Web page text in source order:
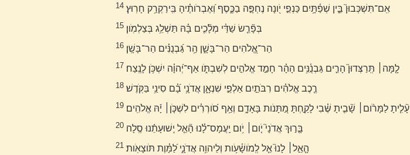
14 אִֽם־תִּשְׁכְּבוּן֮ בֵּ֪ין שְׁפַ֫תָּ֥יִם כַּנְפֵ֣י יֹ֭ונָה נֶחְפָּ֣ה בַכֶּ֑סֶף וְ֝אֶבְרֹותֶ֗יהָ בִּֽירַקְרַ֥ק חָרֽוּץ׃
15 בְּפָ֘רֵ֤שׂ שַׁדַּ֓י מְלָ֘כִ֤ים בָּ֗הּ תַּשְׁלֵ֥ג בְּצַלְמֹֽון׃
16 הַר־אֱ֭לֹהִים הַר־בָּשָׁ֑ן הַ֥ר גַּ֝בְנֻנִּ֗ים הַר־בָּשָֽׁן׃
17 לָ֤מָּה׀ תְּֽרַצְּדוּן֮ הָרִ֪ים גַּבְנֻ֫נִּ֥ים הָהָ֗ר חָמַ֣ד אֱלֹהִ֣ים לְשִׁבְתֹּ֑ו אַף־יְ֝הוָ֗ה יִשְׁכֹּ֥ן לָנֶֽצַח׃
18 רֶ֤כֶב אֱלֹהִ֗ים רִבֹּתַ֣יִם אַלְפֵ֣י שִׁנְאָ֑ן אֲדֹנָ֥י בָ֝֗ם סִינַ֥י בַּקֹּֽדֶשׁ׃
19 עָ֘לִ֤יתָ לַמָּרֹ֨ום׀ שָׁ֘בִ֤יתָ שֶּׁ֗בִי לָקַ֣חְתָּ מַ֭תָּנֹות בָּאָדָ֑ם וְאַ֥ף סֹ֝ורְרִ֗ים לִשְׁכֹּ֤ן׀ יָ֬הּ אֱלֹהִֽים׃
20 בָּ֤ר֣וּךְ אֲדֹנָי֮ יֹ֤ום׀ יֹ֥ום יַֽעֲמָס־לָ֗נוּ הָ֘אֵ֤ל יְֽשׁוּעָתֵ֬נוּ סֶֽלָה׃
21 הָ֤אֵ֣ל׀ לָנוּ֮ אֵ֤ל לְֽמֹושָׁ֫עֹ֥ות וְלֵיהוִ֥ה אֲדֹנָ֑י לַ֝מָּ֗וֶת תֹּוצָאֹֽות׃